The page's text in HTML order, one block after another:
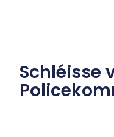
Schléisse